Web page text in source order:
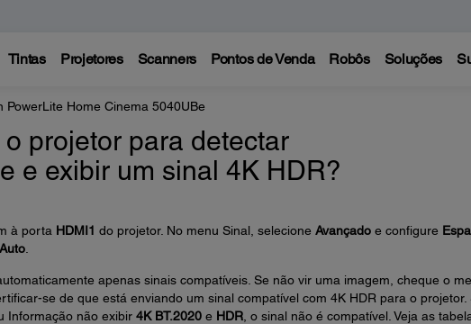
Tintas Projetores Scanners Pontos de Venda Robôs Soluções
PowerLite Home Cinema 5040UBe
projetor para detectar
e exibir um sinal 4K HDR?
à porta HDMI1 do projetor. No menu Sinal, selecione Avançadoe configure
Auto.
apenas sinais compatíveis. Se não vir uma imagem, cheque o
se de que está enviando um sinal compatível com 4K HDR para o projetor.
Informação não exibir 4K BT.2020e HDR, o sinal não é compatível. Veja as